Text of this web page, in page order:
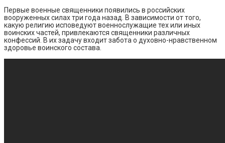
Первые военные священники появились в российских
вооруженных силах три года назад. В зависимости от того,
какую религию исповедуют военнослужащие тех или иных
воинских частей, привлекаются священники различных
конфессий. В их задачу входит забота о духовно-нравственном
здоровье воинского состава.